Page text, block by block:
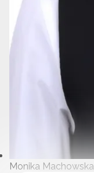
Monika Machowska